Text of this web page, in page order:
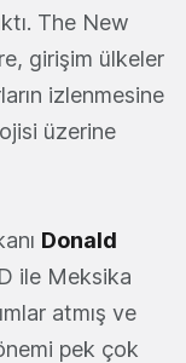
The New
girişim ülkeler
izlenmesine
üzerine
Donald
ile Meksika
atmış ve
pek çok